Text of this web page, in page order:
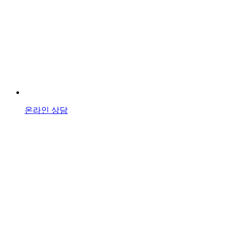
온라인 상담